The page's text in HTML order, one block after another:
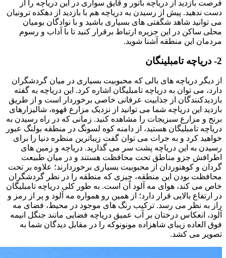
فرصت بازدید از دریاچه باتور و قایق سواری در این دریاچه را از
دست ندهید. پیش از رسیدن به دریاچه هم با بازدید از دهکده ترونیان
می توانید شاهد شگفتی های بسیاری باشید و با نوادگان بومیان
محلی ساکن در این جزیره ارتباط برقرار کنید تا با آداب و رسوم
مردمان این منطقه آشنا شوید.
2- دریاچه تامبلینگان
از دیگر دریاچه های بالی که محبوبیت بسیاری در میان گردشگران
دارد، می توان به دریاچه تامبلیگان اشاره کرد. این دریاچه به گفته
بازدیدکنندگان از جذابیت عرفانی خاصی برخوردار است و از طریق
بازدید این دریاچه شما می توانید از نزدیک مزارع قهوه، شالیزارهای
برنج و مزارع سبزیجات را مشاهده کنید. زمانی که در راه رسیدن به
دریاچه تامبلیگان هستید، از دامنه کوه لسونگ در منطقه بولنگ عبور
خواهید کرد و به جرات می توان گفت زیباترین منظره دنیا را برای
رسیدن به این دریاچه پشت سر می گذارید. دریاچه و زمین های
اطرافش جزو مناطق تحت محافظت هستند و در میان طبیعت
گردان و کوهنوردان از محبوبیت بسیاری برخوردارند؛ علاوه بر تحت
محافظت بودن این منطقه، چیزی که منطقه را در نظر گردشگران
خاص می کند، هوای مه آلود آن است. به طور کلی دریاچه تامبلیگان
در ارتفاع بالایی قرار دارد؛ از همین رو همواره مه آلود و پر از رمز و
راز به نظر می رسد. ترکیب رنگ های موجود در محیط، فضای مه
آلود، انعکاس درختان بر آب عمیق دریاچه فضایی مانند جنگل انیمه
فوق العاده زیبای شاهزاده مونونوکه را در مقابل دیدگان شما به
تصویر می کشد.